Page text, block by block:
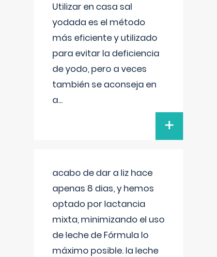
Utilizar en casa sal
yodada es el método
más eficiente y utilizado
para evitar la deficiencia
de yodo, pero a veces
también se aconseja en
a...
+
acabo de dar a liz hace
apenas 8 dias, y hemos
optado por lactancia
mixta, minimizando el uso
de leche de Fórmula lo
máximo posible. la leche